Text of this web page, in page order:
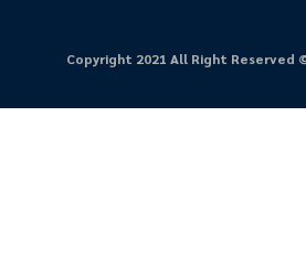
Copyright 2021 All Right Reserved